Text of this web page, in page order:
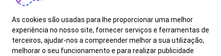
As cookies são usadas para lhe proporcionar uma melhor
experiência no nosso site, fornecer serviços e ferramentas de
terceiros, ajudar-nos a compreender melhor a sua utilização,
melhorar o seu funcionamento e para realizar publicidade